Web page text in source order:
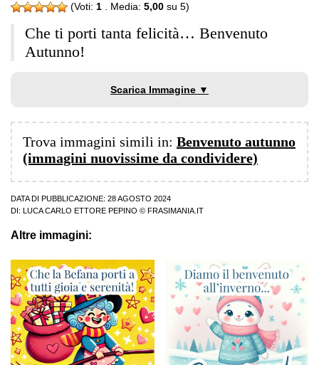
(Voti: 1 . Media: 5,00 su 5)
Che ti porti tanta felicità… Benvenuto
Autunno!
Scarica Immagine ▼
Trova immagini simili in: Benvenuto autunno
(immagini nuovissime da condividere)
DATA DI PUBBLICAZIONE: 28 AGOSTO 2024
DI:
LUCA CARLO ETTORE PEPINO © FRASIMANIA.IT
Altre immagini: